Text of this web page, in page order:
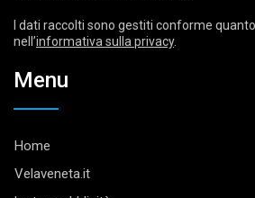
I dati raccolti sono gestiti conforme
nell’informativa sulla privacy.
Menu
Home
Velaveneta.it